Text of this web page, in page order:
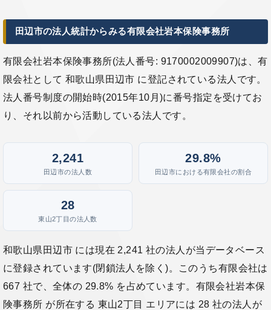
田辺市の法人統計からみる有限会社岩本保険事務所
有限会社岩本保険事務所(法人番号: 9170002009907)は、有
限会社として 和歌山県田辺市 に登記されている法人です。
法人番号制度の開始時(2015年10月)に番号指定を受けてお
り、それ以前から活動している法人です。
2,241
田辺市の法人数
29.8%
田辺市における有限会社の割合
28
東山2丁目の法人数
和歌山県田辺市 には現在 2,241 社の法人が当データベース
に登録されています(閉鎖法人を除く)。このうち有限会社は
667 社で、全体の 29.8% を占めています。有限会社岩本保
険事務所 が所在する 東山2丁目 エリアには 28 社の法人が